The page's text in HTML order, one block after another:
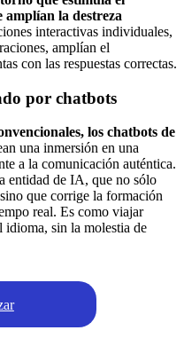
amplían la destreza
interactivas individuales,
amplían el
con las respuestas correctas.
por chatbots
los chatbots de
una inmersión en una
a la comunicación auténtica.
entidad de IA, que no sólo
que corrige la formación
real. Es como viajar
idioma, sin la molestia de